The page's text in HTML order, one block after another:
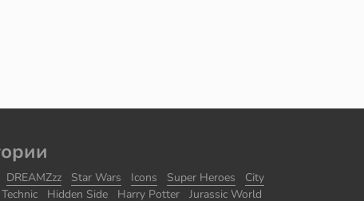
DREAMZzz Star Wars Icons Super Heroes
City
Technic Hidden Side Harry Potter Jurassic World